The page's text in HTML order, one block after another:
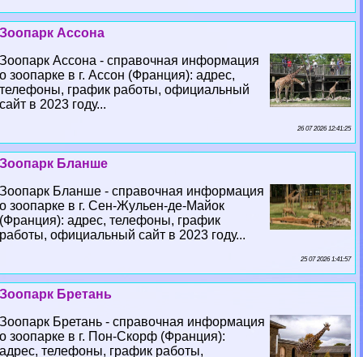
Зоопарк Ассона
Зоопарк Ассона - справочная информация
о зоопарке в г. Ассон (Франция): адрес,
телефоны, график работы, официальный
сайт в 2023 году...
26 07 2026 12:41:25
Зоопарк Бланше
Зоопарк Бланше - справочная информация
о зоопарке в г. Сен-Жульен-де-Майок
(Франция): адрес, телефоны, график
работы, официальный сайт в 2023 году...
25 07 2026 1:41:57
Зоопарк Бретань
Зоопарк Бретань - справочная информация
о зоопарке в г. Пон-Скорф (Франция):
адрес, телефоны, график работы,